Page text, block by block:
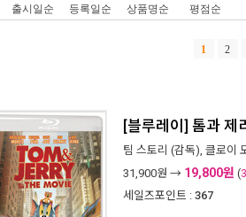
출시일순 등록일순 상품명순 평점순
1 2
[블루레이] 톰과 제
팀 스토리 (감독), 클로이
31,900원 → 19,800원 (
세일즈포인트 : 367